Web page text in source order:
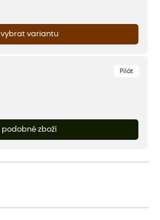
vybrat variantu
Pilát
podobné zboží